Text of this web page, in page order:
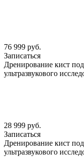
76 999 руб.
Записаться
Дренирование кист
ультразвукового
28 999 руб.
Записаться
Дренирование кист
ультразвукового